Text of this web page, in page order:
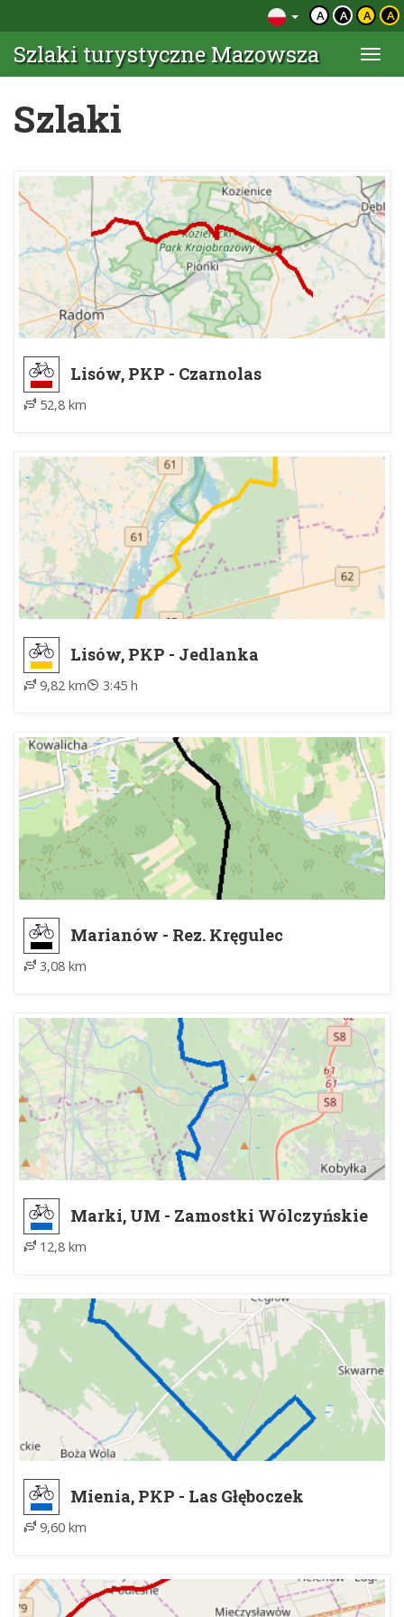
A A A A
Szlaki turystyczne Mazowsza
Szlaki
Lisów, PKP - Czarnolas
52,8 km
Lisów, PKP - Jedlanka
9,82 km 3:45 h
Marianów - Rez. Kręgulec
3,08 km
Marki, UM - Zamostki Wólczyńskie
12,8 km
Mienia, PKP - Las Głęboczek
9,60 km